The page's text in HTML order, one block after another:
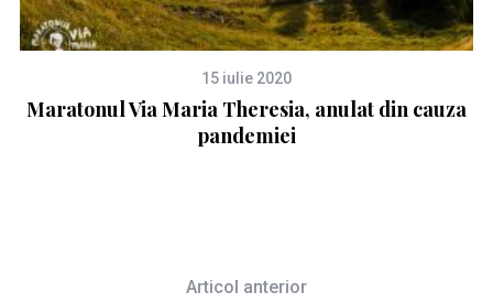
15 iulie 2020
Maratonul Via Maria Theresia, anulat din cauza
pandemiei
Articol anterior